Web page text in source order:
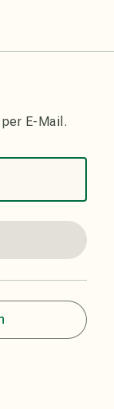
E-Mail.